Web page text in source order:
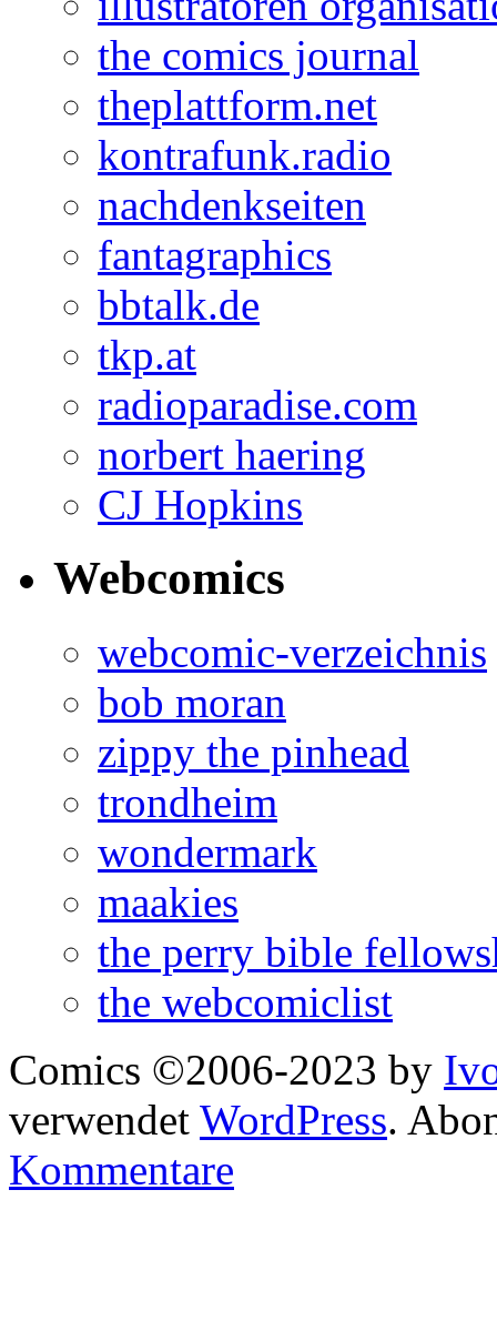
the comics journal
theplattform.net
kontrafunk.radio
nachdenkseiten
fantagraphics
bbtalk.de
tkp.at
radioparadise.com
norbert haering
CJ Hopkins
Webcomics
webcomic-verzeichnis
bob moran
zippy the pinhead
trondheim
wondermark
maakies
the perry bible
the webcomiclist
Comics ©2006-2023 by
verwendet WordPress.
Kommentare